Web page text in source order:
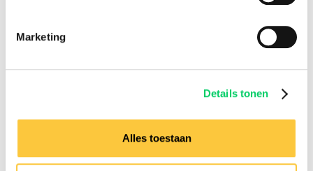
Marketing
Details tonen
Alles toestaan
Festival Travel
Partners